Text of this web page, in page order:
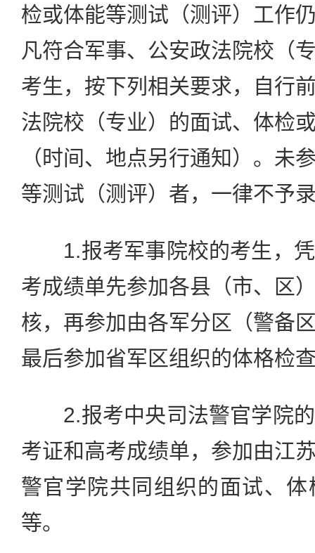
检或体能等测试（测评）工作
凡符合军事、公安政法院校（
考生，按下列相关要求，自行
法院校（专业）的面试、体检
（时间、地点另行通知）。未
等测试（测评）者，一律不予
1.报考军事院校的考生，凭
考成绩单先参加各县（市、区
核，再参加由各军分区（警备
最后参加省军区组织的体格检
2.报考中央司法警官学院的
考证和高考成绩单，参加由江
警官学院共同组织的面试、
等。